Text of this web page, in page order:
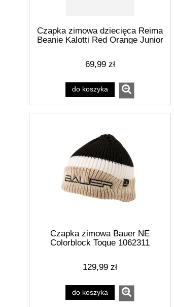
Czapka zimowa dziecięca Reima
Beanie Kalotti Red Orange Junior
69,99 zł
do koszyka
Czapka zimowa Bauer NE
Colorblock Toque 1062311
129,99 zł
do koszyka